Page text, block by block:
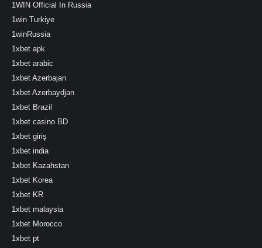
1WIN Official In Russia
1win Turkiye
1winRussia
1xbet apk
1xbet arabic
1xbet Azerbajan
1xbet Azerbaydjan
1xbet Brazil
1xbet casino BD
1xbet giriş
1xbet india
1xbet Kazahstan
1xbet Korea
1xbet KR
1xbet malaysia
1xbet Morocco
1xbet pt